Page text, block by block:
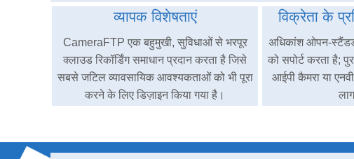
व्यापक विशेषताएं
CameraFTP एक बहुमुखी, सुविधाओं से भरपूर
क्लाउड रिकॉर्डिंग समाधान प्रदान करता है जिसे
सबसे जटिल व्यावसायिक आवश्यकताओं को भी पूरा
करने के लिए डिज़ाइन किया गया है।
विक्रेता के
अधिकांश ओपन-
को सपोर्ट करता है;
आईपी कैमरा या